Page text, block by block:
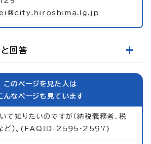
回答
このページを見た人は
んなページも見ています
て知りたいのですが（納税義務者、税
ど）。(FAQID-2595・2597)